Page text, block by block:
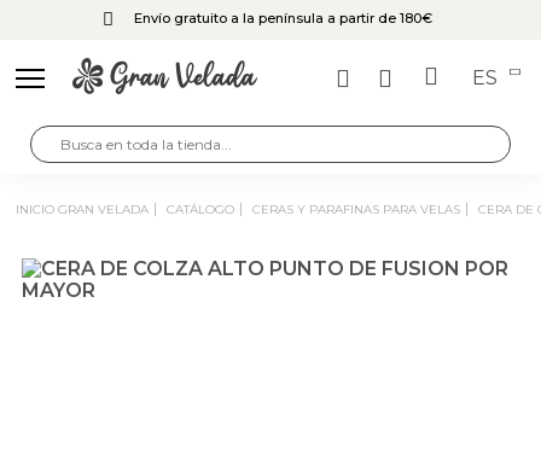
Envío gratuito a la península a partir de 180€
ES
INICIO GRAN VELADA CATÁLOGO CERAS Y PARAFINAS PARA VELAS CERA